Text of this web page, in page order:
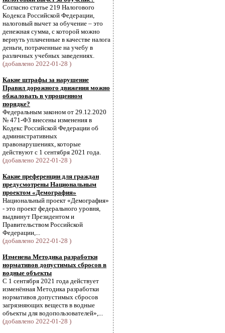
Согласно статье 219 Налогового
Кодекса Российской Федерации,
налоговый вычет за обучение – это
денежная сумма, с которой можно
вернуть уплаченные в качестве налога
деньги, потраченные на учебу в
различных учебных заведениях.
(добавлено 2022-01-28 )
Какие штрафы за нарушение
Правил дорожного движения можно
обжаловать в упрощенном
порядке?
Федеральным законом от 29.12.2020
№ 471-ФЗ внесены изменения в
Кодекс Российской Федерации об
административных
правонарушениях, которые
действуют с 1 сентября 2021 года.
(добавлено 2022-01-28 )
Какие преференции для граждан
предусмотрены Национальным
проектом «Демография»
Национальный проект «Демография»
- это проект федерального уровня,
выдвинут Президентом и
Правительством Российской
Федерации,...
(добавлено 2022-01-28 )
Изменена Методика разработки
нормативов допустимых сбросов в
водные объекты
С 1 сентября 2021 года действует
изменённая Методика разработки
нормативов допустимых сбросов
загрязняющих веществ в водные
объекты для водопользователей»,...
(добавлено 2022-01-28 )